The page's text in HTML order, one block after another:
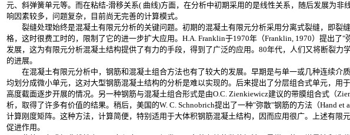
元、斜弹簧单元等。而在粘结-滑移关系( 曲线)方面，在分析中初期采用的是线性关系，随后发展为非
响因素较多，问题复杂，目前尚无完善的计算模式。
裂缝处理始终是混凝土有限元分析的关键问题。初期的混凝土有限元分析采用分离式裂缝，即裂
格，这时很费工时的，限制了它的进一步扩大应用。H.A. Franklin于1970年（Franklin, 1970）提出了
发展，这为有限元分析混凝土结构提供了有力的手段，得到了广泛的应用。80年代，人们又将断裂力
的进展。
在混凝土有限元分析中，钢筋和混凝土组合方法也有了较大的发展。早期是与单一或几种连续介
均划分成微小单元，这对大型钢筋混凝土结构的分析是难以实现的。后来提出了分层组合式单元，用
高度截面逐步开展的情况。另一种钢筋与混凝土组合形式是由O.C. Zienkiewicz建议的带膜组合式（
析，取得了许多有价值的结果。稍后，美国的W. C. Schnobrich提出了一种"弥散"钢筋的方法（Hand
计算刚度矩阵。这种方法，计算简便，特别适用于大体积钢筋混凝土结构，因而应用很广。上述有限
促进作用。